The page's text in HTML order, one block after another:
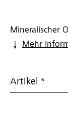
Mineralischer
Mehr
Artikel *